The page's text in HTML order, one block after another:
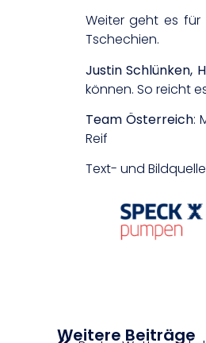
Weiter geht es für
Tschechien.
Justin Schlünken,
können. So reicht
Team Österreich:
Reif
Text- und
Weitere Beiträge